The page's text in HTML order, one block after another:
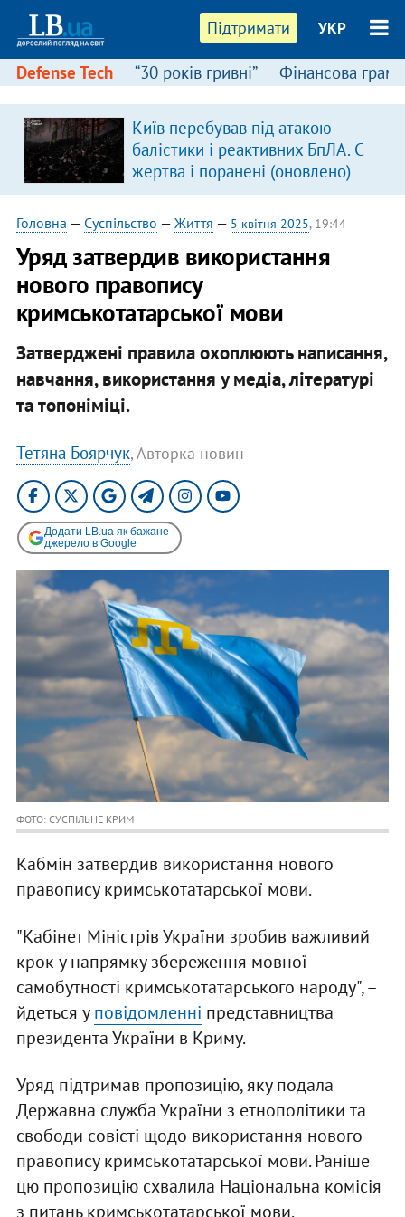
Підтримати УКР
Defense Tech “30 років гривні” Фінансова
Київ перебував під атакою
балістики і реактивних БпЛА. Є
жертва і поранені (оновлено)
Головна — Суспільство — Життя — 5 квітня 2025, 19:44
Уряд затвердив використання
нового правопису
кримськотатарської мови
Затверджені правила охоплюють написання,
навчання, використання у медіа, літературі
та топоніміці.
Тетяна Боярчук, Авторка новин
Додати LB.ua як бажане
джерело в Google
ФОТО: СУСПІЛЬНЕ КРИМ
Кабмін затвердив використання нового
правопису кримськотатарської мови.
"Кабінет Міністрів України зробив важливий
крок у напрямку збереження мовної
самобутності кримськотатарського народу", –
йдеться уповідомленні представництва
президента України в Криму.
Уряд підтримав пропозицію, яку подала
Державна служба України з етнополітики та
свободи совісті щодо використання нового
правопису кримськотатарської мови. Раніше
цю пропозицію схвалила Національна комісія
з питань кримськотатарської мови.